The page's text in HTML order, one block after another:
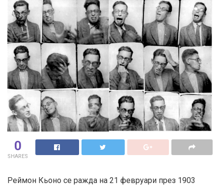
0
SHARES
Реймон Кьоно се ражда на 21 февруари през 1903